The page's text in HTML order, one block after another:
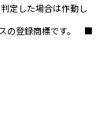
定した場合は作動し
の登録商標です。 ■